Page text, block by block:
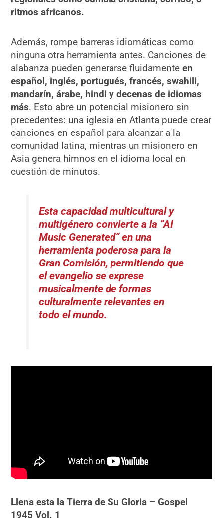
ritmos africanos.
Además, rompe barreras idiomáticas como
ninguna otra herramienta antes. Canciones de
alabanza pueden generarse fluidamenteen
español, inglés, portugués, francés, swahili,
mandarín, árabe, hindi y decenas de idiomas
más. Esto abre un potencial misionero sin
precedentes: una iglesia en Atlanta puede crear
canciones en español para alcanzar a la
comunidad latina, mientras un misionero en
Asia genera himnos en el idioma local en
cuestión de minutos.
Esta capacidad multicultural y
multigénero convierte a la “AI
Music Generated” en una
herramienta poderosa para la
Gran Comisión, permitiendo que
el evangelio se exprese
musicalmente de formas
culturalmente relevantes en
todo el mundo.
Llena esta la Tierra de Su Gloria – Gospel
1945 Vol. 1